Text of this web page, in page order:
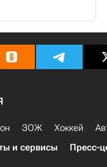
ЗОЖ Хоккей
и сервисы Пресс-